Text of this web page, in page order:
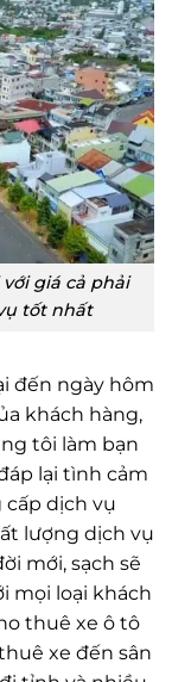
giá cả phải
tốt nhất
đến ngày hôm
khách hàng,
tôi làm bạn
lại tình cảm
cấp dịch vụ
lượng dịch vụ
mới, sạch sẽ
mọi loại khách
thuê xe ô tô
xe đến sân